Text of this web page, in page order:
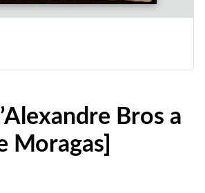
Bros a
Moragas]